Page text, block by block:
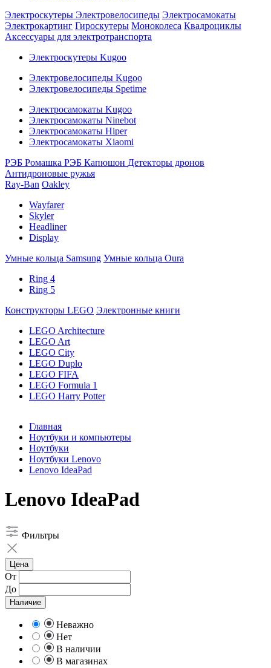
Электроскутеры Электровелосипеды Электросамокаты
Электрокартинг Гироскутеры Моноколеса Квадроциклы
Аксессуары для электротранспорта
Электроскутеры Kugoo
Электровелосипеды Kugoo
Электровелосипеды Spetime
Электросамокаты Kugoo
Электросамокаты Ninebot
Электросамокаты Hiper
Электросамокаты Xiaomi
РЭБ Ромашка РЭБ Капюшон Детекторы дронов
Антидроновые ружья
Ray-Ban Oakley
Wayfarer
Skyler
Headliner
Display
Умные кольца Samsung Умные кольца Oura
Ring 4
Ring 5
Конструкторы LEGO Электронные книги
LEGO Architecture
LEGO Art
LEGO City
LEGO Duplo
LEGO FIFA
LEGO Formula 1
LEGO Harry Potter
Главная
Ноутбуки и компьютеры
Ноутбуки
Ноутбуки Lenovo
Lenovo IdeaPad
Lenovo IdeaPad
Фильтры
Цена
От
До
Наличие
Неважно
Нет
В наличии
В магазинах